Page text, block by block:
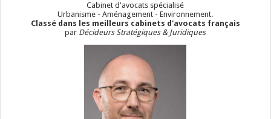
Cabinet d'avocats spécialisé
Urbanisme - Aménagement - Environnement.
Classé dans les meilleurs cabinets d'avocats français
par Décideurs Stratégiques & Juridiques